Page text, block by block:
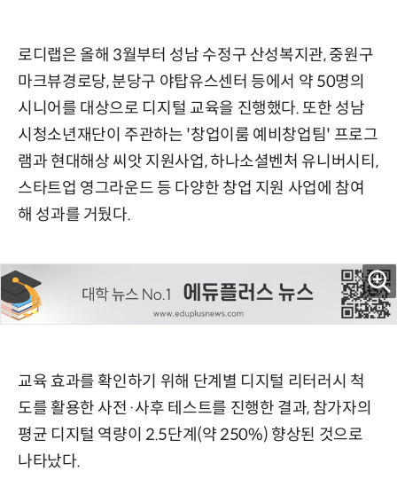
로디랩은 올해 3월부터 성남 수정구 산성복지관, 중원구
마크뷰경로당, 분당구 야탑유스센터 등에서 약 50명의
시니어를 대상으로 디지털 교육을 진행했다. 또한 성남
시청소년재단이 주관하는 '창업이룸 예비창업팀' 프로그
램과 현대해상 씨앗 지원사업, 하나소셜벤처 유니버시티,
스타트업 영그라운드 등 다양한 창업 지원 사업에 참여
해 성과를 거뒀다.
교육 효과를 확인하기 위해 단계별 디지털 리터러시 척
도를 활용한 사전·사후 테스트를 진행한 결과, 참가자의
평균 디지털 역량이 2.5단계(약 250%) 향상된 것으로
나타났다.